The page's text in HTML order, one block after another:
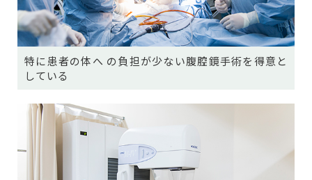
特に患者の体へ の負担が少ない腹腔鏡手術を得意と
している